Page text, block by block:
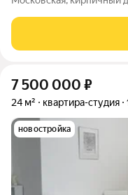
7 500 000 ₽
24 м² квартира-студия
новостройка